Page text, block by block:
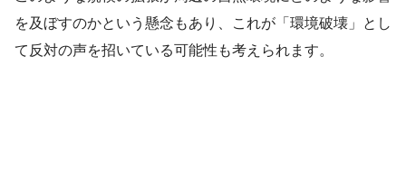
を及ぼすのかという懸念もあり、これが「環境破壊」とし
て反対の声を招いている可能性も考えられます。